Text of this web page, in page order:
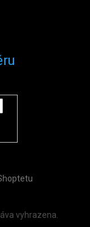
vyhrazena.